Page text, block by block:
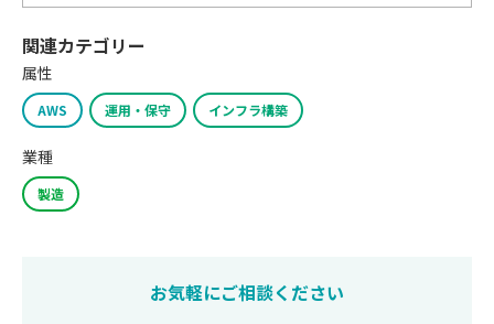
関連カテゴリー
属性
AWS 運用・保守 インフラ構築
業種
製造
お気軽にご相談ください